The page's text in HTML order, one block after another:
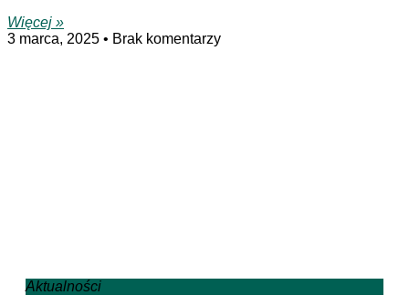
Więcej »
3 marca, 2025
Brak komentarzy
Aktualności